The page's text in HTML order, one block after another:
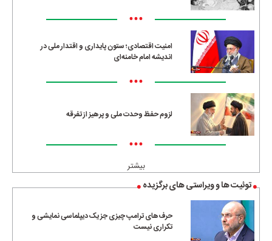
•••
امنیت اقتصادی؛ ستون پایداری و اقتدار ملی در
اندیشه امام خامنه‌ای
•••
لزوم حفظ وحدت ملی و پرهیز از تفرقه
•••
بیشتر
توئیت ها و ویراستی های برگزیده
حرف‌های ترامپ چیزی جز یک دیپلماسی نمایشی و
تکراری نیست